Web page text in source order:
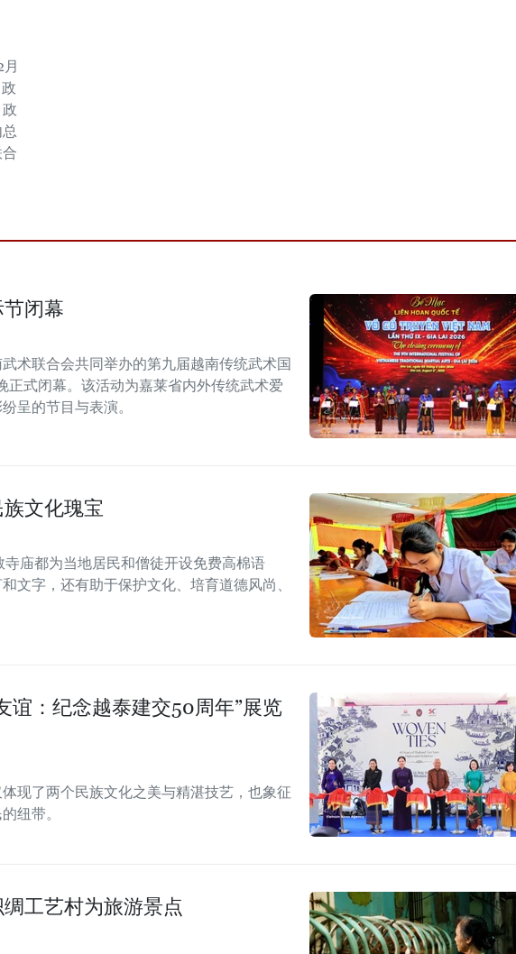
闭幕
术联合会共同举办的第九届越南传统武术国
正式闭幕。该活动为嘉莱省内外传统武术爱
呈的节目与表演。
文化瑰宝
庙都为当地居民和僧徒开设免费高棉语
文字，还有助于保护文化、培育道德风尚、
谊：纪念越泰建交50周年”展览
现了两个民族文化之美与精湛技艺，也象征
纽带。
工艺村为旅游景点